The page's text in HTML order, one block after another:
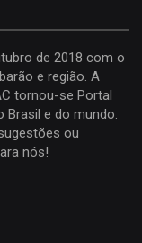
de 2018 com o
e região. A
tornou-se Portal
Brasil e do mundo.
ou
nós!